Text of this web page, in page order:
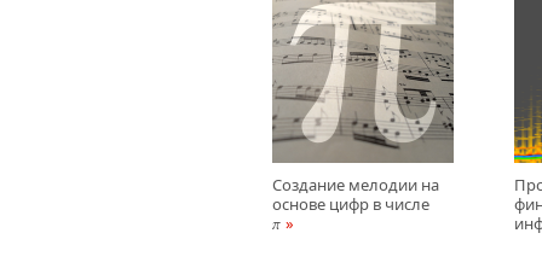
Создание мелодии на
основе цифр в числе
π